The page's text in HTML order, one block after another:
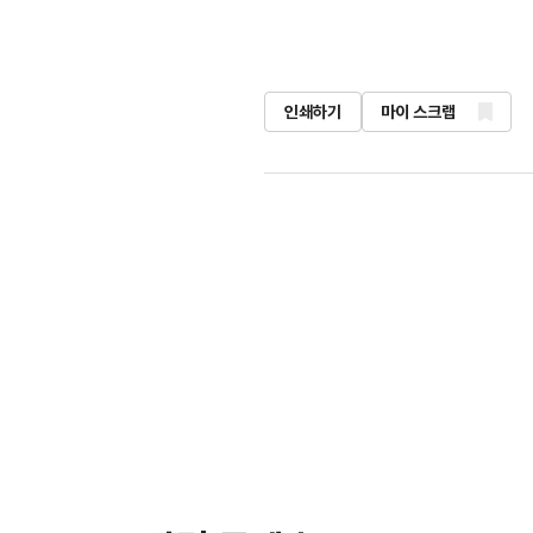
인쇄하기 마이 스크랩